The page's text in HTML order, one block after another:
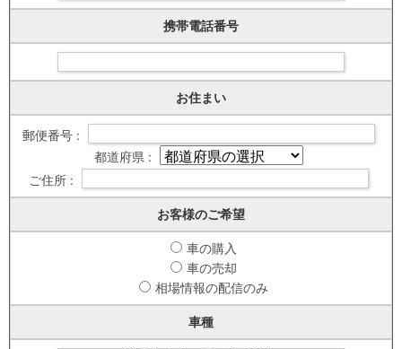
携帯電話番号
お住まい
郵便番号 :
都道府県 :
ご住所 :
お客様のご希望
車の購入
車の売却
相場情報の配信のみ
車種